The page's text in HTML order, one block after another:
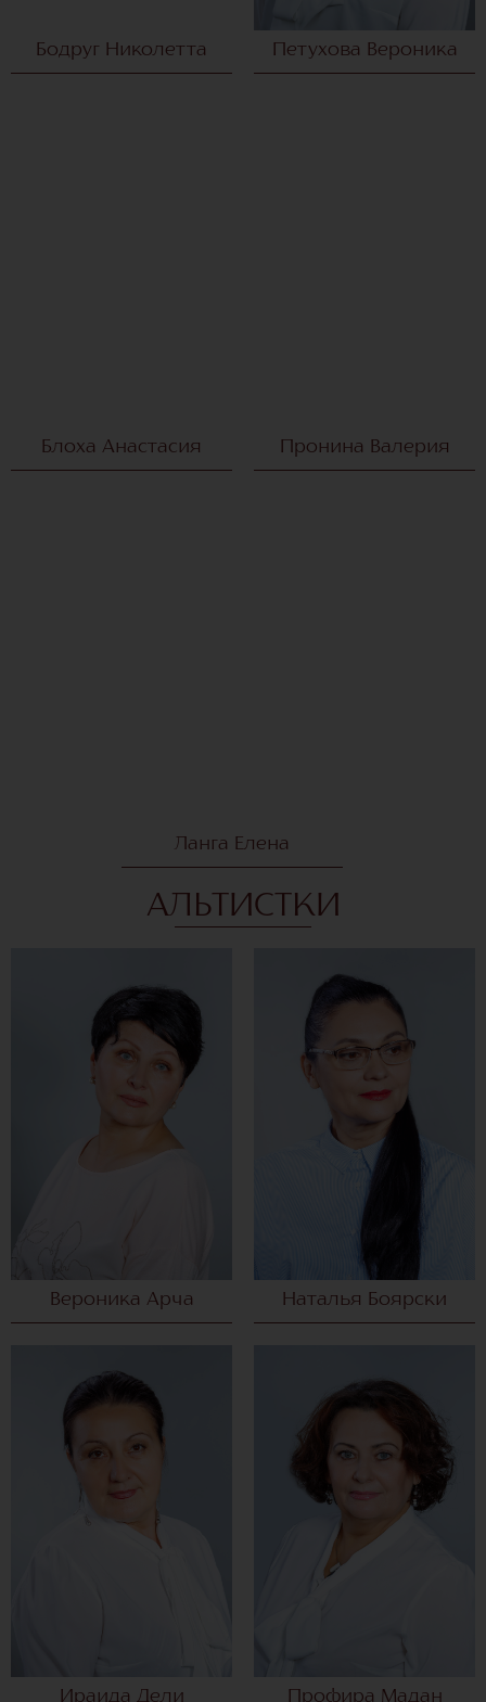
Бодруг Николетта Петухова Вероника
Блоха Анастасия Пронина Валерия
Ланга Елена
АЛЬТИСТКИ
Вероника Арча Наталья Боярски
Ираида Дели Профира Мадан